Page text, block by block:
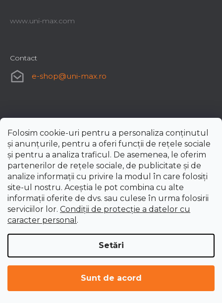
Folosim cookie-uri pentru a personaliza conținutul
și anunțurile, pentru a oferi funcții de rețele sociale
și pentru a analiza traficul. De asemenea, le oferim
partenerilor de rețele sociale, de publicitate și de
analize informații cu privire la modul în care folosiți
site-ul nostru. Aceștia le pot combina cu alte
informații oferite de dvs. sau culese în urma folosirii
serviciilor lor. Condiții de protecție a datelor cu
caracter personal .
Setări
Sunt de acord
www.uni-max.com
Contact
e-shop@uni-max.ro
rezervate.Editați setările cookie-urilor